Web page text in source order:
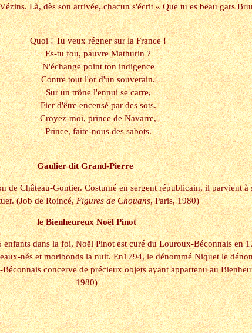
Là, dès son arrivée, chacun s'écrit « Que tu es beau gars
Quoi ! Tu veux régner sur la France !
Es-tu fou, pauvre Mathurin ?
N'échange point ton indigence
Contre tout l'or d'un souverain.
Sur un trône l'ennui se carre,
Fier d'être encensé par des sots.
Croyez-moi, prince de Navarre,
Prince, faite-nous des sabots.
Gaulier dit Grand-Pierre
Château-Gontier. Costumé en sergent républicain, il parvient
(Job de Roincé,Figures de Chouans, Paris, 1980)
le Bienheureux Noël Pinot
dans la foi, Noël Pinot est curé du Louroux-Béconnais en
nés et moribonds la nuit. En1794, le dénommé Niquet le
concerve de précieux objets ayant appartenu au
1980)